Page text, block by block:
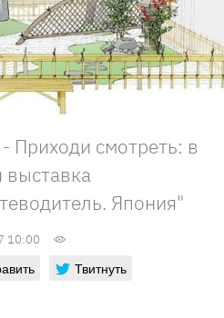
Приходи смотреть: в
выставка
Япония"
10:00
Твитнуть